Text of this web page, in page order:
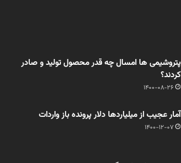
پتروشیمی ها امسال چه قدر محصول تولید و صادر
کردند؟
1400-08-26
آمار عجیب از میلیاردها دلار پرونده باز واردات
1400-12-07